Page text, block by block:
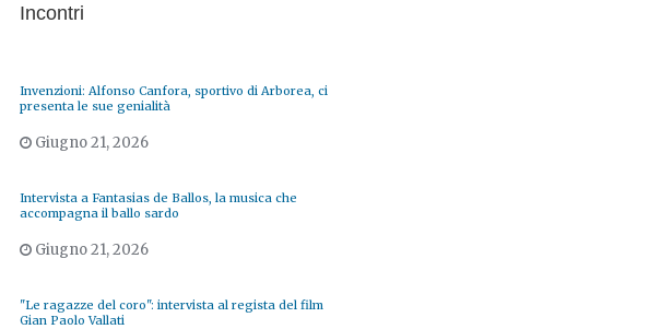
Incontri
Invenzioni: Alfonso Canfora, sportivo di Arborea, ci
presenta le sue genialità
Giugno 21, 2026
Intervista a Fantasias de Ballos, la musica che
accompagna il ballo sardo
Giugno 21, 2026
"Le ragazze del coro": intervista al regista del film
Gian Paolo Vallati